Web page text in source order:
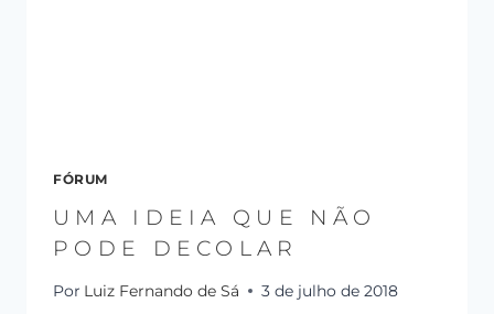
FÓRUM
UMA IDEIA QUE NÃO
PODE DECOLAR
Por Luiz Fernando de Sá 3 de julho de 2018